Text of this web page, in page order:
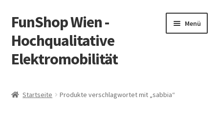
Zur
Navigation
springen
Zum
Inhalt
springen
FunShop Wien -
Hochqualitative
Elektromobilität
Menü
Startseite Produkte verschlagwortet mit „sabbia“